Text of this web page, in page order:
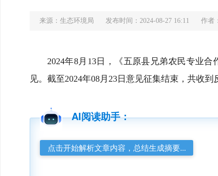
来源：生态环境局 发布时间：2024-08-27 16:11 作者
2024年8月13日，《五原县兄弟农民专业
见。截至2024年08月23日意见征集结束，共收到
AI阅读助手：
点击开始解析文章内容，总结生成摘要...